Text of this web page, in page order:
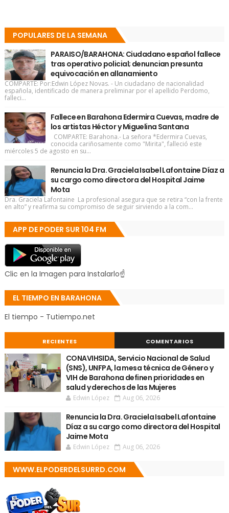
POPULARES DE LA SEMANA
PARAISO/BARAHONA: Ciudadano español fallece
tras operativo policial; denuncian presunta
equivocación en allanamiento
COMPARTE: Por:Edwin López Novas. - Un ciudadano de nacionalidad
española, identificado de manera preliminar por el apellido Perdomo,
falleci...
Fallece en Barahona Edermira Cuevas, madre de
los artistas Héctor y Miguelina Santana
COMPARTE: Barahona.- La señora *Edermira Cuevas,
conocida cariñosamente como "Mirita", falleció este
miércoles 5 de agosto en su...
Renuncia la Dra. Graciela Isabel Lafontaine Díaz a
su cargo como directora del Hospital Jaime
Mota
Dra. Graciela Lafontaine La profesional asegura que se retira “con la frente
en alto” y reafirma su compromiso de seguir sirviendo a la com...
APP DE PODER SUR 104 FM
Clic en la Imagen para Instalarlo☝
EL TIEMPO EN BARAHONA
El tiempo - Tutiempo.net
RECIENTES COMENTARIOS
CONAVIHSIDA, Servicio Nacional de Salud
(SNS), UNFPA, la mesa técnica de Género y
VIH de Barahona definen prioridades en
salud y derechos de las Mujeres
Edwin López Aug 06, 2026
Renuncia la Dra. Graciela Isabel Lafontaine
Díaz a su cargo como directora del Hospital
Jaime Mota
Edwin López Aug 06, 2026
WWW.ELPODERDELSURRD.COM